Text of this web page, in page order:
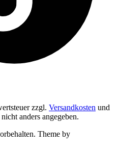
zzgl. Versandkosten und
anders angegeben.
Theme by